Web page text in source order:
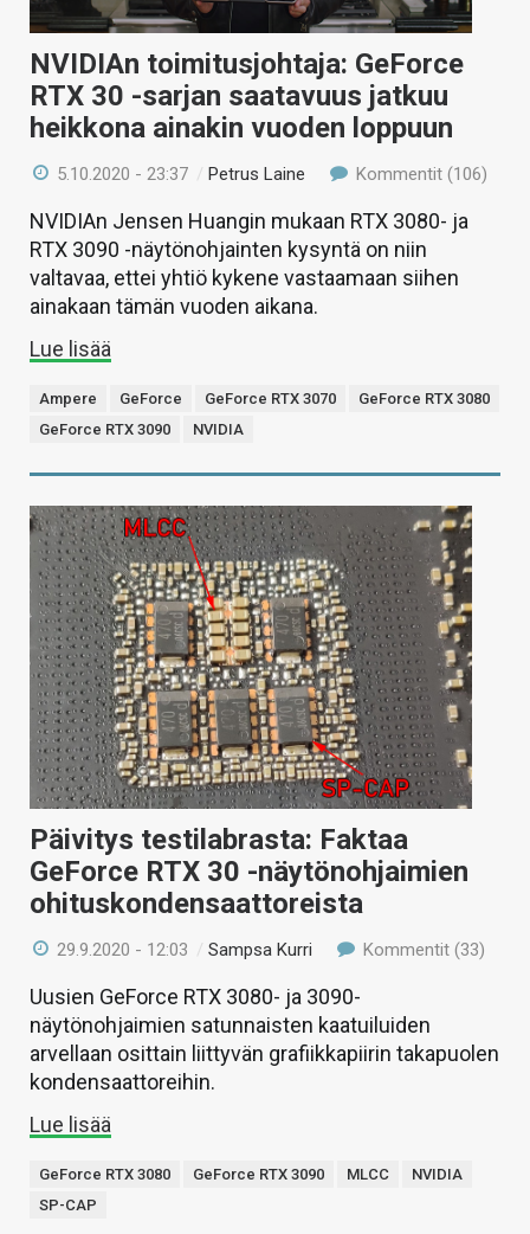
NVIDIAn toimitusjohtaja: GeForce
RTX 30 -sarjan saatavuus jatkuu
heikkona ainakin vuoden loppuun
5.10.2020 - 23:37 /Petrus Laine Kommentit (106)
NVIDIAn Jensen Huangin mukaan RTX 3080- ja
RTX 3090 -näytönohjainten kysyntä on niin
valtavaa, ettei yhtiö kykene vastaamaan siihen
ainakaan tämän vuoden aikana.
Lue lisää
Ampere GeForce GeForce RTX 3070
GeForce RTX 3080
GeForce RTX 3090
NVIDIA
Päivitys testilabrasta: Faktaa
GeForce RTX 30 -näytönohjaimien
ohituskondensaattoreista
29.9.2020 - 12:03 /Sampsa Kurri Kommentit (33)
Uusien GeForce RTX 3080- ja 3090-
näytönohjaimien satunnaisten kaatuiluiden
arvellaan osittain liittyvän grafiikkapiirin takapuolen
kondensaattoreihin.
Lue lisää
GeForce RTX 3080 GeForce RTX 3090 MLCC
NVIDIA
SP-CAP